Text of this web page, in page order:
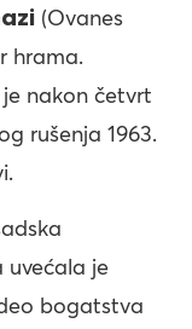
(Ovanes
hrama.
nakon četvrt
rušenja 1963.
uvećala je
bogatstva